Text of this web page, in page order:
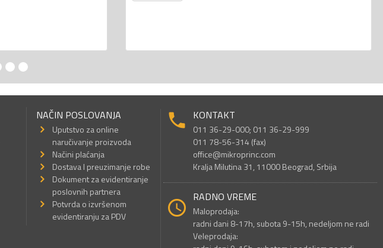
NAČIN POSLOVANJA
Uputstvo za online
naručivanje proizvoda
Načini plaćanja
Dostava I preuzimanje robe
Dokument za evidentiranje
poslovnih partnera
Potvrda o izvršenom
evidentiranju za PDV
KONTAKT
011 36-29-000; 011 36-29-999
011 78-56-314 (fax)
office@mikroprinc.com
Kralja Milutina 31, 11000 Beograd, Srbija
RADNO VREME
Maloprodaja:
radni dani 8-17h, subota 9-15h, nedeljom ne radi
Veleprodaja: